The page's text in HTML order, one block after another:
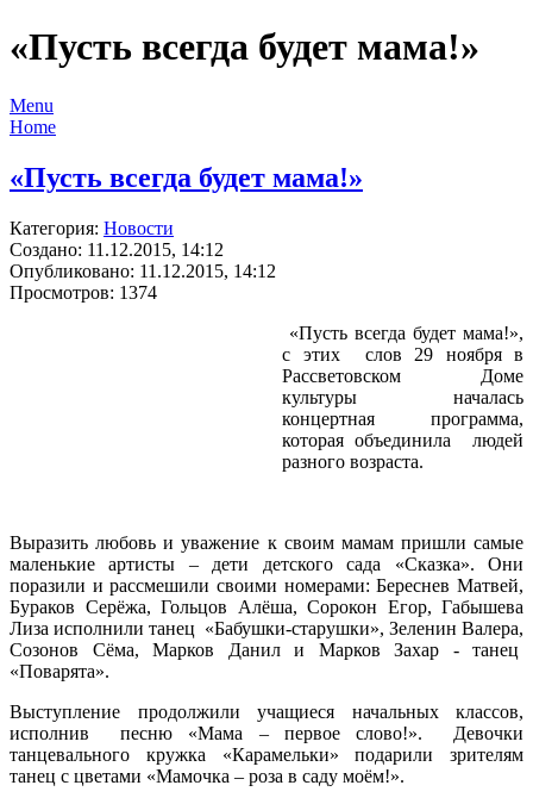
«Пусть всегда будет мама!»
Menu
Home
«Пусть всегда будет мама!»
Категория: Новости
Создано: 11.12.2015, 14:12
Опубликовано: 11.12.2015, 14:12
Просмотров: 1374
«Пусть всегда будет мама!»,
с этих слов 29 ноября в
Рассветовском Доме
культуры началась
концертная программа,
которая объединила людей
разного возраста.
Выразить любовь и уважение к своим мамам пришли самые
маленькие артисты – дети детского сада «Сказка». Они
поразили и рассмешили своими номерами: Береснев Матвей,
Бураков Серёжа, Гольцов Алёша, Сорокон Егор, Габышева
Лиза исполнили танец «Бабушки-старушки», Зеленин Валера,
Созонов Сёма, Марков Данил и Марков Захар - танец
«Поварята».
Выступление продолжили учащиеся начальных классов,
исполнив песню «Мама – первое слово!». Девочки
танцевального кружка «Карамельки» подарили зрителям
танец с цветами «Мамочка – роза в саду моём!».